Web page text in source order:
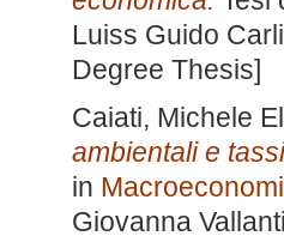
Luiss Guido
Degree Thesis]
Caiati, Michele
ambientali e
in
Giovanna